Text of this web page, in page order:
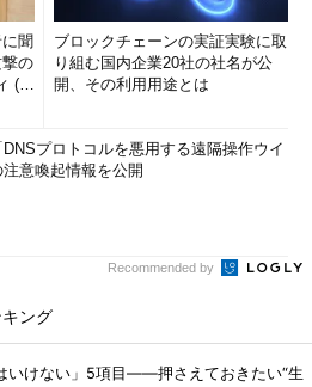
聞
の
(1/
ブロックチェーンの実証実験に取
り組む国内企業20社の社名が公
開、その利用用途とは
プロトコルを悪用する遠隔操作ウイ
意喚起情報を公開
Recommended by
ング
いけない」5項目――押さえておきたい“生